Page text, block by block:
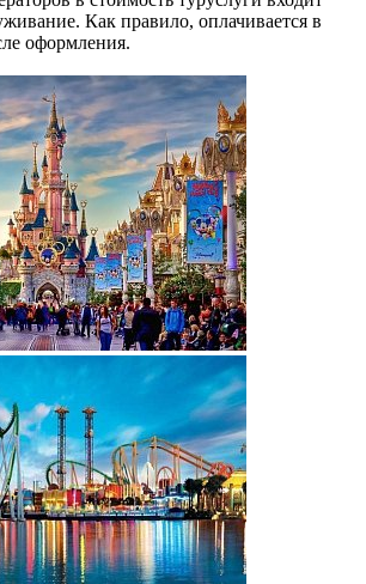
Как правило, оплачивается в
оформления.